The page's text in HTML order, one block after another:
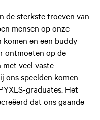
de sterkste troeven van
mensen op onze
komen en een buddy
ontmoeten op de
met veel vaste
ons speelden komen
graduates. Het
dat ons gaande